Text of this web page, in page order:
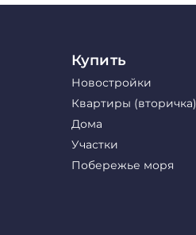
Купить
Новостройки
Квартиры (вторичка)
Дома
Участки
Побережье моря